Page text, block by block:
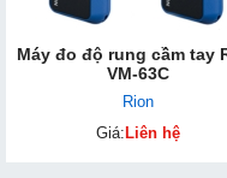
Máy đo độ rung cầm tay
VM-63C
Rion
Giá: Liên hệ